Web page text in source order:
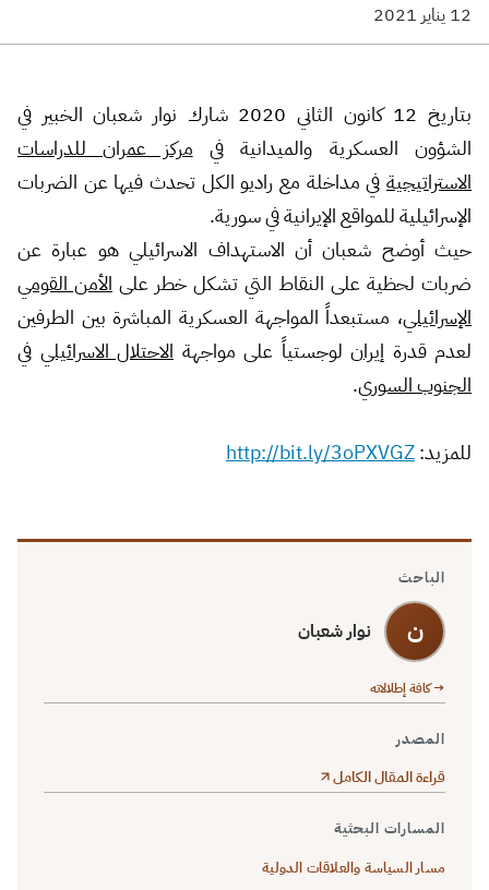
12 يناير 2021
بتاريخ 12 كانون الثاني 2020 شارك نوار شعبان الخبير في
الشؤون العسكرية والميدانية في مركز عمران للدراسات
الاستراتيجية في مداخلة مع راديو الكل تحدث فيها عن الضربات
الإسرائيلية للمواقع الإيرانية في سورية.
حيث أوضح شعبان أن الاستهداف الاسرائيلي هو عبارة عن
ضربات لحظية على النقاط التي تشكل خطر على الأمن القومي
الإسرائيلي، مستبعداً المواجهة العسكرية المباشرة بين الطرفين
لعدم قدرة إيران لوجستياً على مواجهة الاحتلال الاسرائيلي في
الجنوب السوري.
للمزيد:http://bit.ly/3oPXVGZ
الباحث
ن نوار شعبان
→ كافة إطلالاته
المصدر
قراءة المقال الكامل
المسارات البحثية
مسار السياسة والعلاقات الدولية